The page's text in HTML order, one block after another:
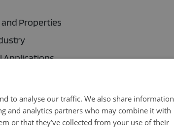
Properties
Applications
and Actuating
Discovery
for Advanced Engineering
to analyse our traffic. We also share information
and analytics partners who may combine it with
or that they’ve collected from your use of their